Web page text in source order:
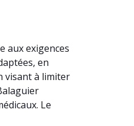
aux exigences
en
visant à limiter
Le